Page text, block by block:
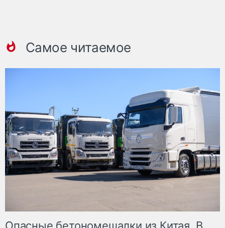
Самое читаемое
Опасные бетономешалки из Китая. В